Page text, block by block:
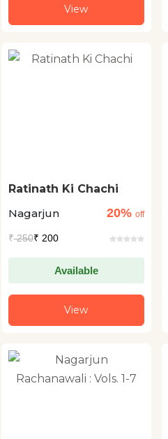
View
Ratinath Ki Chachi
Nagarjun
20% off
₹250₹ 200
Available
View